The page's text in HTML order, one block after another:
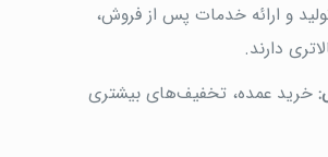
و ارائه خدمات پس از فروش،
دارند.
خرید عمده، تخفیف‌های بیشتری